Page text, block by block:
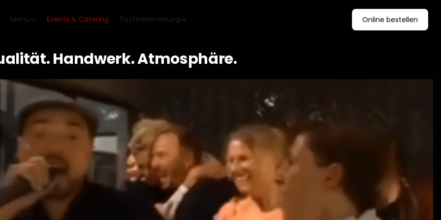
Menü Events & Catering Tischreservierung Online bestellen
Handwerk. Atmosphäre.